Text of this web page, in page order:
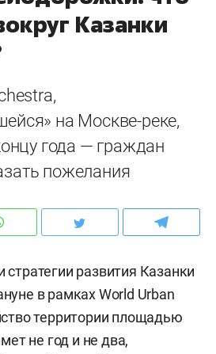
Казанки
на Москве-реке,
года — граждан
пожелания
стратегии развития Казанки
в рамках World Urban
территории площадью
не год и не два,